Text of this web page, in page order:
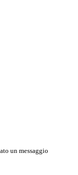
un messaggio